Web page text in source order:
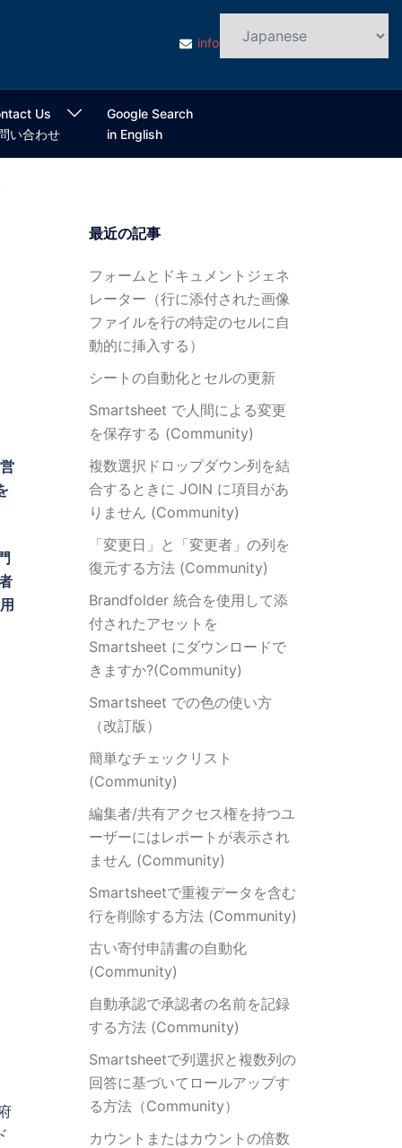
info@cloudsmart.jp
Us
い合わせ
Google Search
in English
営
最近の記事
フォームとドキュメントジェネ
レーター（行に添付された画像
ファイルを行の特定のセルに自
動的に挿入する）
シートの自動化とセルの更新
Smartsheet で人間による変更
を保存する (Community)
複数選択ドロップダウン列を結
合するときに JOIN に項目があ
りません (Community)
「変更日」と「変更者」の列を
復元する方法 (Community)
Brandfolder 統合を使用して添
付されたアセットを
Smartsheet にダウンロードで
きますか?(Community)
Smartsheet での色の使い方
（改訂版）
簡単なチェックリスト
(Community)
編集者/共有アクセス権を持つユ
ーザーにはレポートが表示され
ません (Community)
Smartsheetで重複データを含む
行を削除する方法 (Community)
古い寄付申請書の自動化
(Community)
自動承認で承認者の名前を記録
する方法 (Community)
Smartsheetで列選択と複数列の
回答に基づいてロールアップす
る方法（Community）
カウントまたはカウントの倍数